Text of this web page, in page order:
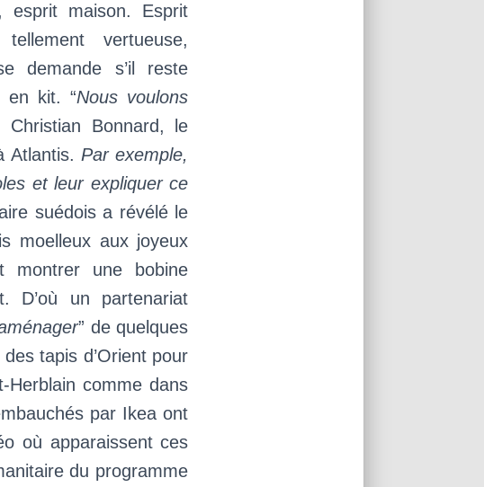
esprit maison. Esprit
vertueuse,
demande s’il reste
en kit. “Nous voulons
Christian Bonnard, le
Atlantis. Par exemple,
et leur expliquer ce
suédois a révélé le
moelleux aux joyeux
montrer une bobine
D’où un partenariat
” de quelques
tapis d’Orient pour
comme dans
par Ikea ont
où apparaissent ces
du programme